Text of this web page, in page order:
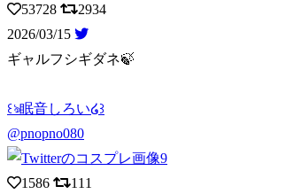
53728
2934
2026/03/15
ギャルフシギダネ🍃
꒰ঌ眠音しろい໒꒱
@pnopno080
1586
111